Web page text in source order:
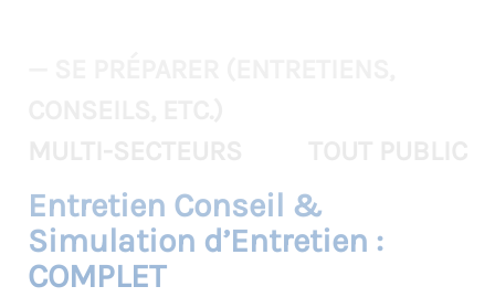
Entretien Conseil &
Simulation d’Entretien :
COMPLET